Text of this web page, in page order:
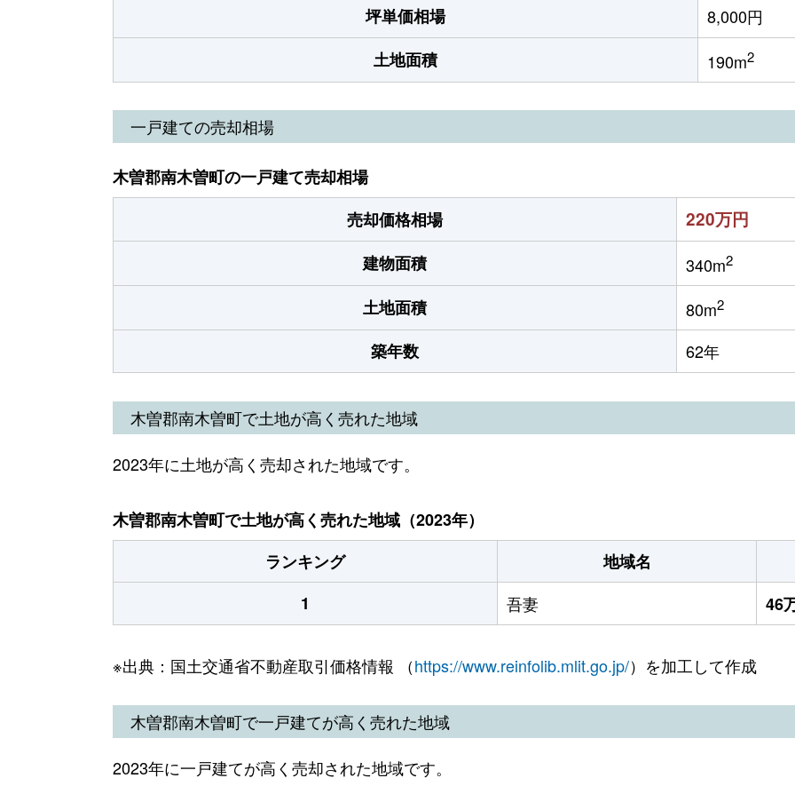
坪単価相場
8,000円
土地面積
190m2
一戸建ての売却相場
木曽郡南木曽町の一戸建て売却相場
売却価格相場
220万円
建物面積 340m2
土地面積 80m2
築年数 62年
木曽郡南木曽町で土地が高く売れた地域
2023年に土地が高く売却された地域です。
木曽郡南木曽町で土地が高く売れた地域（2023年）
ランキング
地域名
1
吾妻 46
※出典：国土交通省不動産取引価格情報 （https://www.reinfolib.mlit.go.jp/）を加工して作成
木曽郡南木曽町で一戸建てが高く売れた地域
2023年に一戸建てが高く売却された地域です。